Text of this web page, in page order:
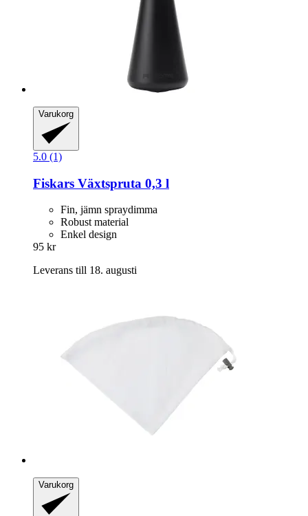
Varukorg
5.0 (1)
Fiskars Växtspruta 0,3 l
Fin, jämn spraydimma
Robust material
Enkel design
95 kr
Leverans till 18. augusti
Varukorg